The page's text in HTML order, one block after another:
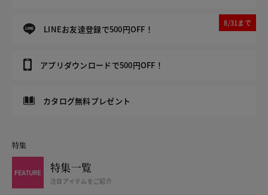
LINEお友達登録で500円OFF！
8/31まで
アプリダウンロードで500円OFF！
カタログ無料プレゼント
特集
特集一覧
注目アイテムをご紹介